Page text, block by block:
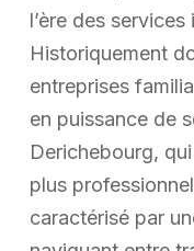
l’ère des
Historiquement
entreprises
en puissance de
Derichebourg,
plus
caractérisé par